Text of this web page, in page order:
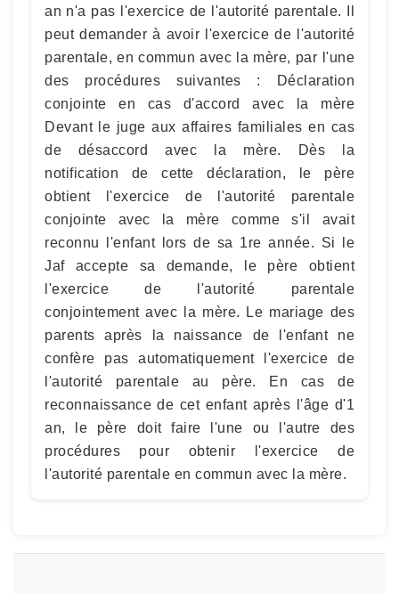
an n'a pas l'exercice de l'autorité parentale. Il
peut demander à avoir l'exercice de l'autorité
parentale, en commun avec la mère, par l'une
des procédures suivantes : Déclaration
conjointe en cas d'accord avec la mère
Devant le juge aux affaires familiales en cas
de désaccord avec la mère. Dès la
notification de cette déclaration, le père
obtient l'exercice de l'autorité parentale
conjointe avec la mère comme s'il avait
reconnu l'enfant lors de sa 1re année. Si le
Jaf accepte sa demande, le père obtient
l'exercice de l'autorité parentale
conjointement avec la mère. Le mariage des
parents après la naissance de l'enfant ne
confère pas automatiquement l'exercice de
l'autorité parentale au père. En cas de
reconnaissance de cet enfant après l'âge d'1
an, le père doit faire l'une ou l'autre des
procédures pour obtenir l'exercice de
l'autorité parentale en commun avec la mère.